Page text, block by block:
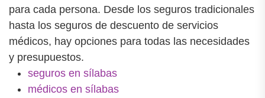
para cada persona. Desde los seguros tradicionales
hasta los seguros de descuento de servicios
médicos, hay opciones para todas las necesidades
y presupuestos.
seguros en sílabas
médicos en sílabas